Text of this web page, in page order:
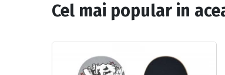
Cel mai popular in